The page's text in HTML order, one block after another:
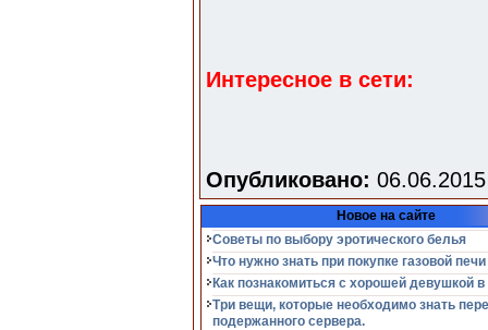
Интересное в сети:
Опубликовано:
Новое на сайте
Советы по выбору эротического белья
Что нужно знать при покупке газовой печи
Как познакомиться с хорошей девушкой в
Три вещи, которые необходимо знать
подержанного сервера.